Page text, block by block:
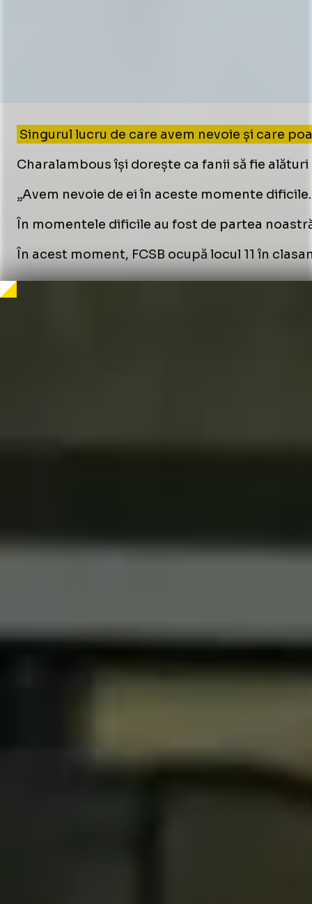
Singurul lucru de care avem nevoie și care
Charalambous își dorește ca fanii să fie
„Avem nevoie de ei în aceste momente
În momentele dificile au fost de partea
În acest moment, FCSB ocupă locul 11 în